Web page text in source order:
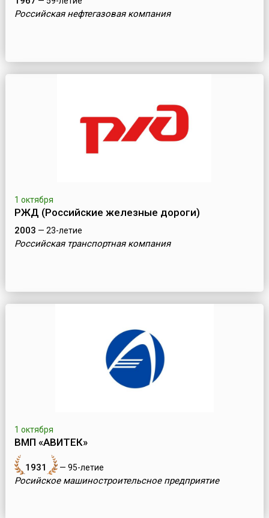
Российская нефтегазовая компания
1 октября
РЖД (Российские железные дороги)
2003 — 23-летие
Российская транспортная компания
1 октября
ВМП «АВИТЕК»
1931 — 95-летие
Росийское машиностроительсное предприятие